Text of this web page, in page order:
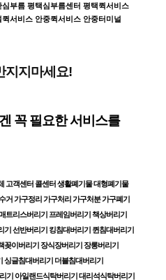
부름 평택심부름센터 평택퀵서비스
서비스 안중퀵서비스 안중터미널
지지마세요!
꼭 필요한 서비스를
고객센터 콜센터 생활폐기물 대형폐기물
거 가구정리 가구처리 가구처분 가구폐기
트리스버리기 프레임버리기 책상버리기
선반버리기 킹침대버리기 퀸침대버리기
꽂이버리기 장식장버리기 장롱버리기
싱글침대버리기 더블침대버리기
기 아일랜드식탁버리기 대리석식탁버리기